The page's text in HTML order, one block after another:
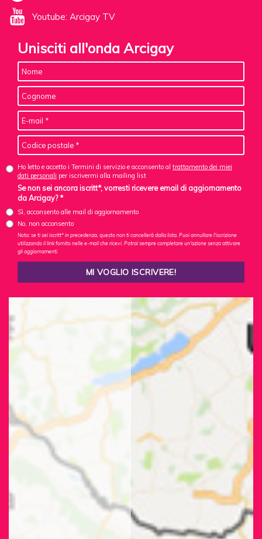
Youtube: Arcigay TV
Unisciti all'onda Arcigay
Ho letto e accetto i Termini di servizio e acconsento al trattamento dei miei
dati personali per iscrivermi alla mailing list
Se non sei ancora iscritt*, vorresti ricevere email di aggiornamento
da Arcigay? *
Sì, acconsento alle mail di aggiornamento
No, non acconsento
Nota: se ti sei iscritt* in precedenza, questo non ti cancellerà dalla lista. Puoi annullare l'iscrizione
utilizzando il link fornito nelle e-mail che ricevi. Potrai sempre completare un'azione senza attivare
gli aggiornamenti.